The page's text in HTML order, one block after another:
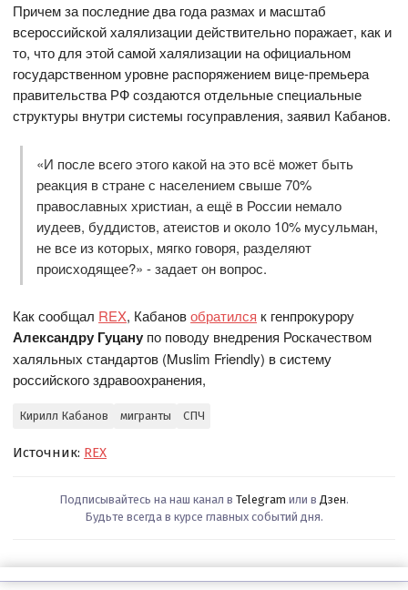
Причем за последние два года размах и масштаб
всероссийской халялизации действительно поражает, как и
то, что для этой самой халялизации на официальном
государственном уровне распоряжением вице-премьера
правительства РФ создаются отдельные специальные
структуры внутри системы госуправления, заявил Кабанов.
«И после всего этого какой на это всё может быть
реакция в стране с населением свыше 70%
православных христиан, а ещё в России немало
иудеев, буддистов, атеистов и около 10% мусульман,
не все из которых, мягко говоря, разделяют
происходящее?» - задает он вопрос.
Как сообщал REX, Кабановобратился к генпрокурору
Александру Гуцану по поводу внедрения Роскачеством
халяльных стандартов (Muslim Friendly) в систему
российского здравоохранения,
Кирилл Кабанов мигранты СПЧ
Источник: REX
Подписывайтесь на наш канал в Telegram или в Дзен.
Будьте всегда в курсе главных событий дня.